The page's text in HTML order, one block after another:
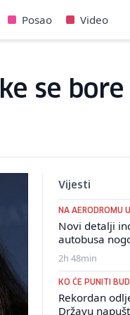
Posao Video
se bore
Vijesti
NA AERODROMU
Novi detalji
autobusa
2h 48min
KO ĆE PUNITI
Rekordan
Državu